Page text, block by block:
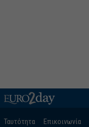
Ταυτότητα Επικοινωνία